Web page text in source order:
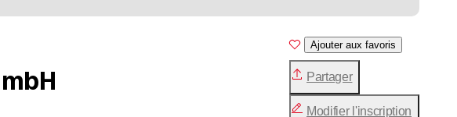
Ajouter aux favoris
Partager
Modifier l'inscription